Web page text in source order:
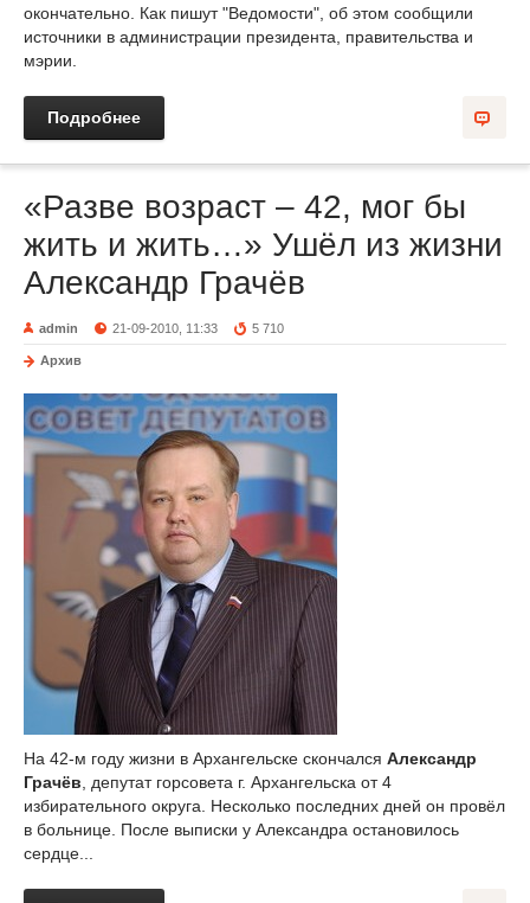
окончательно. Как пишут "Ведомости", об этом сообщили
источники в администрации президента, правительства и
мэрии.
Подробнее
«Разве возраст – 42, мог бы
жить и жить…» Ушёл из жизни
Александр Грачёв
admin 21-09-2010, 11:33 5 710
Архив
На 42-м году жизни в Архангельске скончался Александр
Грачёв , депутат горсовета г. Архангельска от 4
избирательного округа. Несколько последних дней он провёл
в больнице. После выписки у Александра остановилось
сердце...